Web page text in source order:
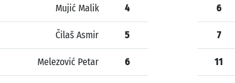
Mujić Malik 4
Čilaš Asmir 5
Melezović Petar 6
6
7
11